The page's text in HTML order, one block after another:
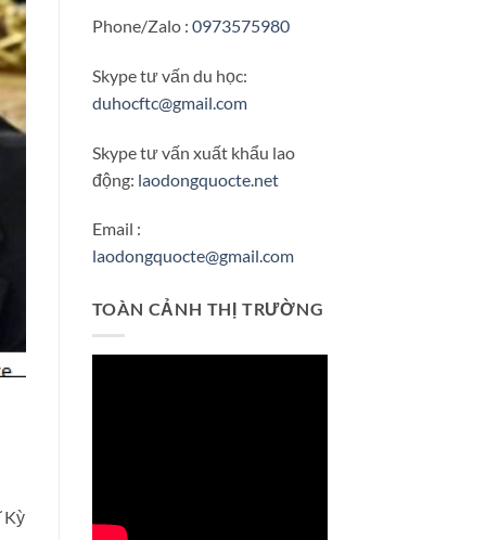
Kỳ
Phone/Zalo : 0973575980
Skype tư vấn du học:
duhocftc@gmail.com
Skype tư vấn xuất khẩu lao
động: laodongquocte.net
Email :
laodongquocte@gmail.com
TOÀN CẢNH THỊ TRƯỜNG